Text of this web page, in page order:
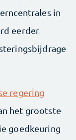
in
eerder
regering
het grootste
goedkeuring